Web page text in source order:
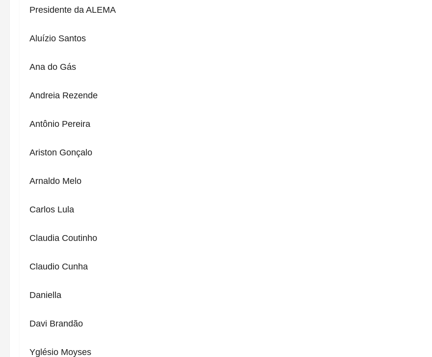
Presidente da ALEMA
Aluízio Santos
Ana do Gás
Andreia Rezende
Antônio Pereira
Ariston Gonçalo
Arnaldo Melo
Carlos Lula
Claudia Coutinho
Claudio Cunha
Daniella
Davi Brandão
Yglésio Moyses